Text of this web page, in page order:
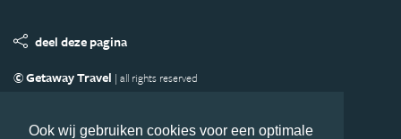
Ook wij gebruiken cookies voor een optimale
deel deze pagina
© Getaway Travel | all rights reserved
Copyright
Privacy statement Disclaimer Cookies